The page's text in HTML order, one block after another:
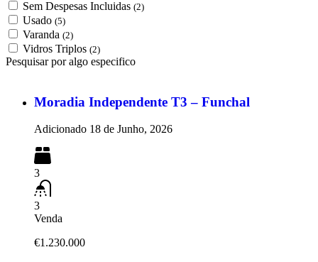
Sem Despesas Incluidas (2)
Usado (5)
Varanda (2)
Vidros Triplos (2)
Pesquisar por algo especifico
Moradia Independente T3 – Funchal
Adicionado 18 de Junho, 2026
3
3
Venda
€1.230.000